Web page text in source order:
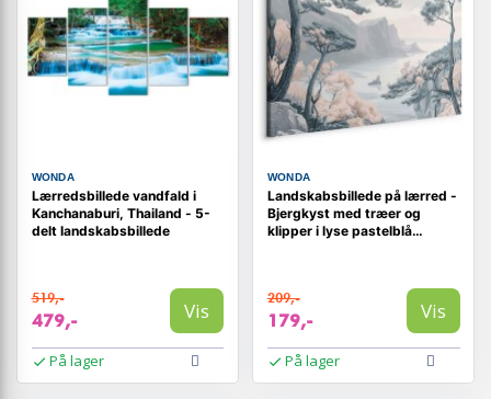
WONDA
Lærredsbillede vandfald i
Kanchanaburi, Thailand - 5-
delt landskabsbillede
519,-
479,- Vis
På lager
WONDA
Landskabsbillede på lærred -
Bjergkyst med træer og
klipper i lyse pastelblå
209,-
179,- Vis
På lager